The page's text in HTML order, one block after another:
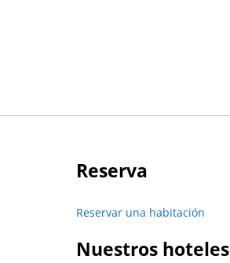
Reserva
Reservar una habitación
Nuestros hoteles